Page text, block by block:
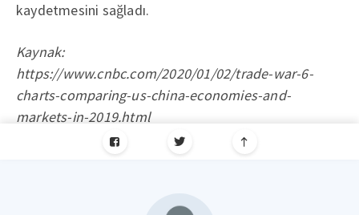
kaydetmesini sağladı.
Kaynak:
https://www.cnbc.com/2020/01/02/trade-war-6-
charts-comparing-us-china-economies-and-
markets-in-2019.html